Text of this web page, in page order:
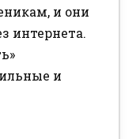
и они
интернета.
и